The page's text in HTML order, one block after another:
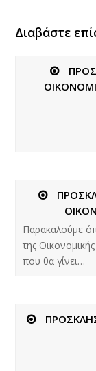
Διαβάστε
Παρακαλούμε
της
που θα γίνει…